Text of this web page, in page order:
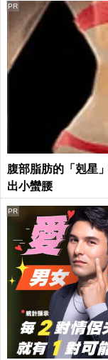
腹部脂肪的「剋星
出小蠻腰
PR
PR